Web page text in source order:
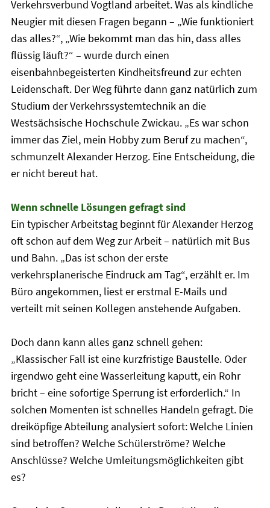
Verkehrsverbund Vogtland arbeitet. Was als kindliche
Neugier mit diesen Fragen begann – „Wie funktioniert
das alles?“, „Wie bekommt man das hin, dass alles
flüssig läuft?“ – wurde durch einen
eisenbahnbegeisterten Kindheitsfreund zur echten
Leidenschaft. Der Weg führte dann ganz natürlich zum
Studium der Verkehrssystemtechnik an die
Westsächsische Hochschule Zwickau. „Es war schon
immer das Ziel, mein Hobby zum Beruf zu machen“,
schmunzelt Alexander Herzog. Eine Entscheidung, die
er nicht bereut hat.
Wenn schnelle Lösungen gefragt sind
Ein typischer Arbeitstag beginnt für Alexander Herzog
oft schon auf dem Weg zur Arbeit – natürlich mit Bus
und Bahn. „Das ist schon der erste
verkehrsplanerische Eindruck am Tag“, erzählt er. Im
Büro angekommen, liest er erstmal E-Mails und
verteilt mit seinen Kollegen anstehende Aufgaben.
Doch dann kann alles ganz schnell gehen:
„Klassischer Fall ist eine kurzfristige Baustelle. Oder
irgendwo geht eine Wasserleitung kaputt, ein Rohr
bricht – eine sofortige Sperrung ist erforderlich.“ In
solchen Momenten ist schnelles Handeln gefragt. Die
dreiköpfige Abteilung analysiert sofort: Welche Linien
sind betroffen? Welche Schülerströme? Welche
Anschlüsse? Welche Umleitungsmöglichkeiten gibt
es?